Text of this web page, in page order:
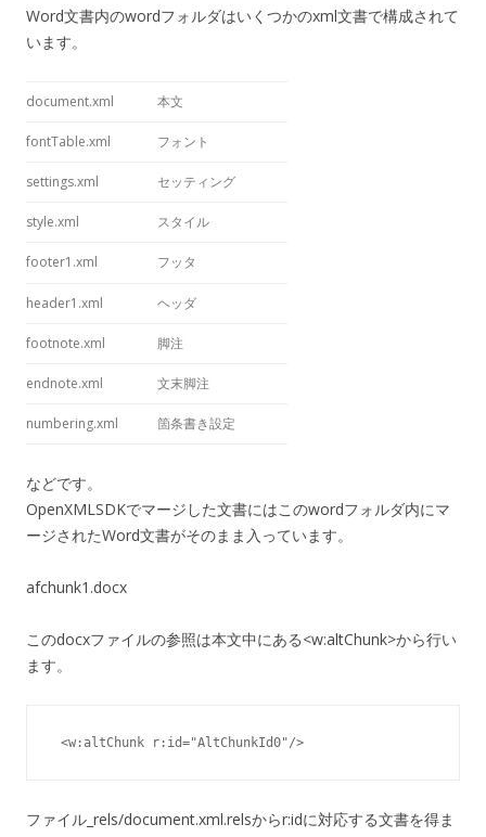
Word文書内のwordフォルダはいくつかのxml文書で構成されて
います。
document.xml 本文
fontTable.xml フォント
settings.xml セッティング
style.xml スタイル
footer1.xml フッタ
header1.xml ヘッダ
footnote.xml 脚注
endnote.xml 文末脚注
numbering.xml 箇条書き設定
などです。
OpenXMLSDKでマージした文書にはこのwordフォルダ内にマ
ージされたWord文書がそのまま入っています。
afchunk1.docx
このdocxファイルの参照は本文中にある<w:altChunk>から行い
ます。
<w:altChunk r:id="AltChunkId0"/>
ファイル_rels/document.xml.relsからr:idに対応する文書を得ま